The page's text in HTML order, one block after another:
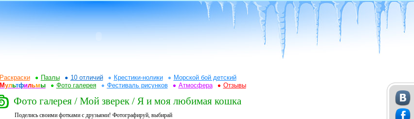
Раскраски Пазлы 10 отличий Крестики-нолики
Морской бой детский
Мультфильмы Фото галерея Фестиваль рисунков Атмосфера Отзывы
Фото галерея / Мой зверек / Я и моя любимая кошка
Поделись своими фотками с друзьями! Фотографируй, выбирай